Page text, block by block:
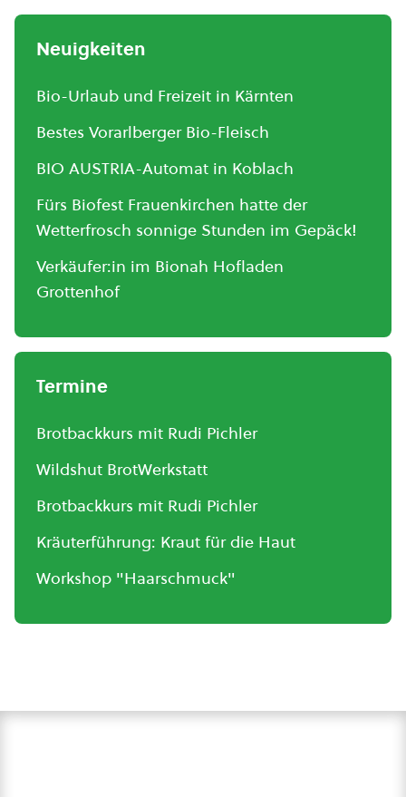
Neuigkeiten
Bio-Urlaub und Freizeit in Kärnten
Bestes Vorarlberger Bio-Fleisch
BIO AUSTRIA-Automat in Koblach
Fürs Biofest Frauenkirchen hatte der
Wetterfrosch sonnige Stunden im Gepäck!
Verkäufer:in im Bionah Hofladen
Grottenhof
Termine
Brotbackkurs mit Rudi Pichler
Wildshut BrotWerkstatt
Brotbackkurs mit Rudi Pichler
Kräuterführung: Kraut für die Haut
Workshop "Haarschmuck"